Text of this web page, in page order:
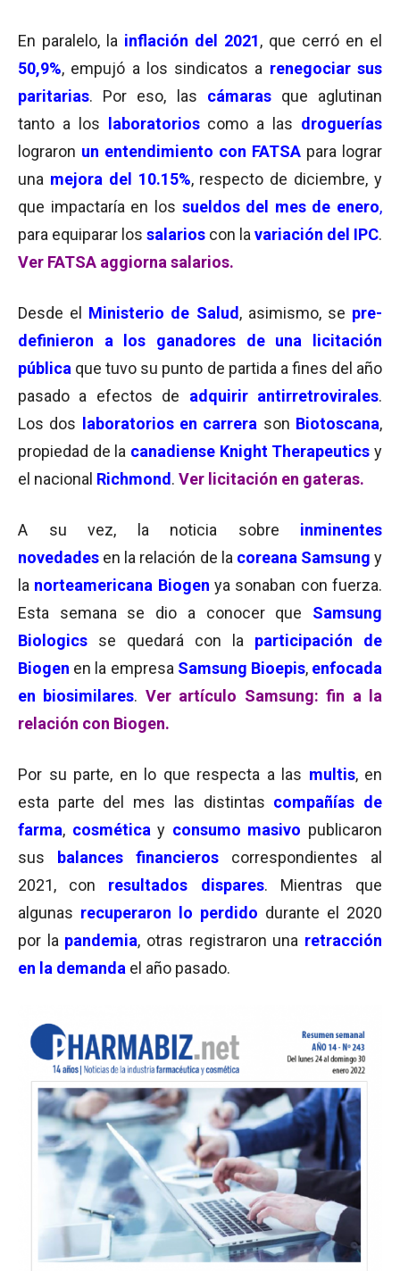
En paralelo, la inflación del 2021, que cerró en el
50,9%, empujó a los sindicatos a renegociar sus
paritarias. Por eso, las cámarasque aglutinan
tanto a los
laboratorioscomo a las droguerías
lograron un entendimiento con FATSA para lograr
una mejora del 10.15%, respecto de diciembre, y
que impactaría en los sueldos del mes de enero,
para equiparar los salarios con la variación del IPC.
Ver FATSA aggiorna salarios.
Desde el Ministerio de Salud , asimismo, se pre-
definieron a los ganadores de una
licitación
pública que tuvo su punto de partida a fines del año
pasado a efectos de
adquirir antirretrovirales.
Los dos
laboratorios en carrera son Biotoscana,
propiedad de la canadiense Knight Therapeutics y
el nacional Richmond . Ver licitación en gateras.
A su vez, la noticia sobre inminentes
novedades en la relación de la coreana Samsung y
la norteamericana Biogen ya sonaban con fuerza.
Esta semana se dio a conocer que Samsung
Biologics se quedará con la
participación de
Biogen en la empresa Samsung Bioepis, enfocada
en biosimilares. Ver artículo Samsung: fin a la
relación con Biogen.
Por su parte, en lo que respecta a las multis, en
esta parte del mes las distintas compañías de
farma, cosmética y consumo masivo publicaron
sus
balances financieros
correspondientes al
2021, con resultados dispares. Mientras que
algunas recuperaron lo perdido durante el 2020
por la pandemia, otras registraron una retracción
en la demanda el año pasado.